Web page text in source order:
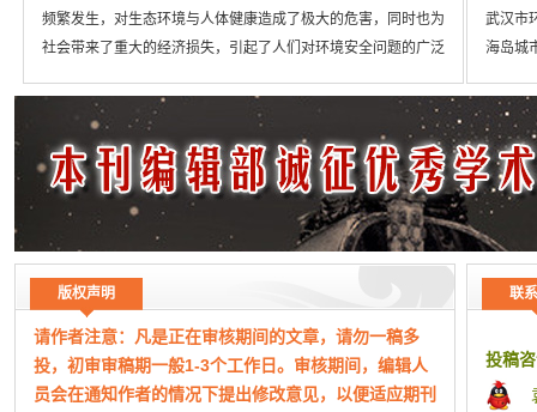
武汉市
海岛城
长江
例王军
甘肃省
斌;18-
婺城区
2019年
晖;30-
不同土
赤水市
频繁发生，对生态环境与人体健康造成了极大的危害，同时也为
社会带来了重大的经济损失，引起了人们对环境安全问题的广泛
众安全面临的一个重要课题。基于此，本文分析了及时开展应急
监测的重要性，可以有效地识别污染来源、评价污染水平，同时
强调了政府要采取相应的对策，以降低突发性水污染事故对生态
环境的不利影响。
关键词：
水环境污染;应急监测;突发环境事件;
版权声明
请作者注意：凡是正在审核期间的文章，请勿一稿多
投，初审审稿期一般1-3个工作日。审核期间，编辑人
员会在通知作者的情况下提出修改意见，以便适应期刊
联
投稿